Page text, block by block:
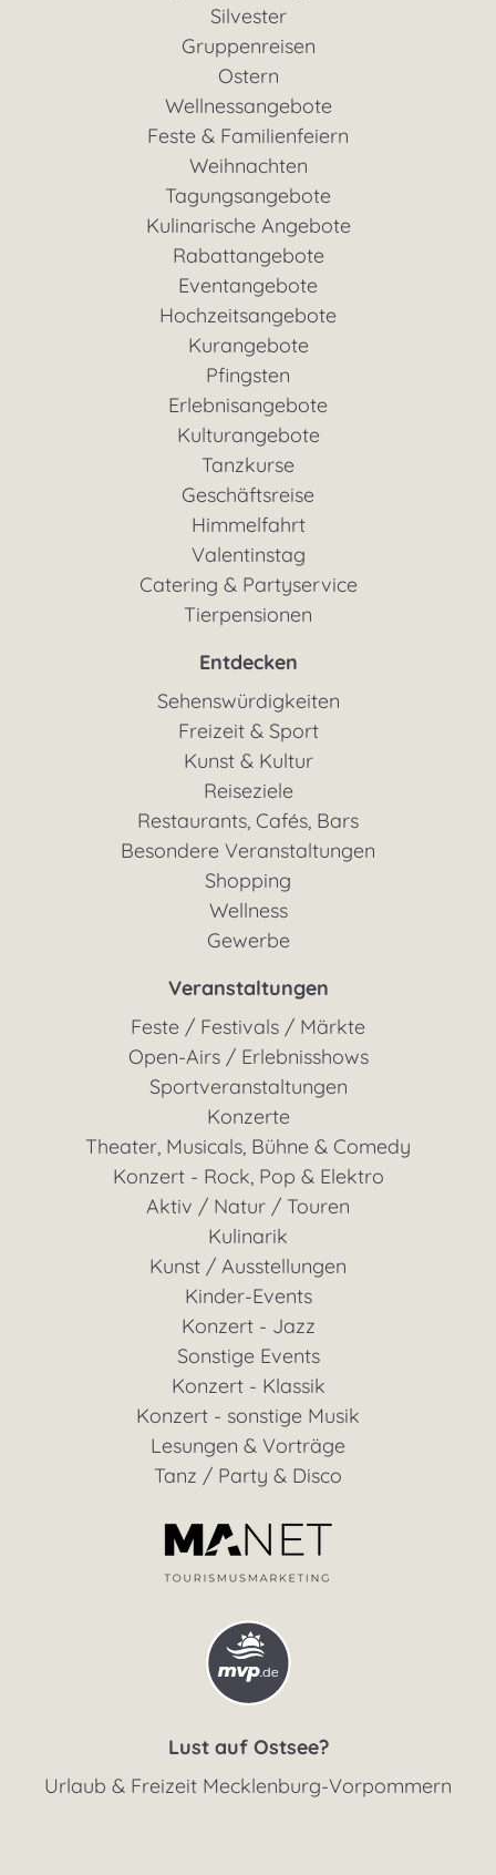
Silvester
Gruppenreisen
Ostern
Wellnessangebote
Feste & Familienfeiern
Weihnachten
Tagungsangebote
Kulinarische Angebote
Rabattangebote
Eventangebote
Hochzeitsangebote
Kurangebote
Pfingsten
Erlebnisangebote
Kulturangebote
Tanzkurse
Geschäftsreise
Himmelfahrt
Valentinstag
Catering & Partyservice
Tierpensionen
Entdecken
Sehenswürdigkeiten
Freizeit & Sport
Kunst & Kultur
Reiseziele
Restaurants, Cafés, Bars
Besondere Veranstaltungen
Shopping
Wellness
Gewerbe
Veranstaltungen
Feste / Festivals / Märkte
Open-Airs / Erlebnisshows
Sportveranstaltungen
Konzerte
Theater, Musicals, Bühne & Comedy
Konzert - Rock, Pop & Elektro
Aktiv / Natur / Touren
Kulinarik
Kunst / Ausstellungen
Kinder-Events
Konzert - Jazz
Sonstige Events
Konzert - Klassik
Konzert - sonstige Musik
Lesungen & Vorträge
Tanz / Party & Disco
Lust auf Ostsee?
Urlaub & Freizeit Mecklenburg-Vorpommern